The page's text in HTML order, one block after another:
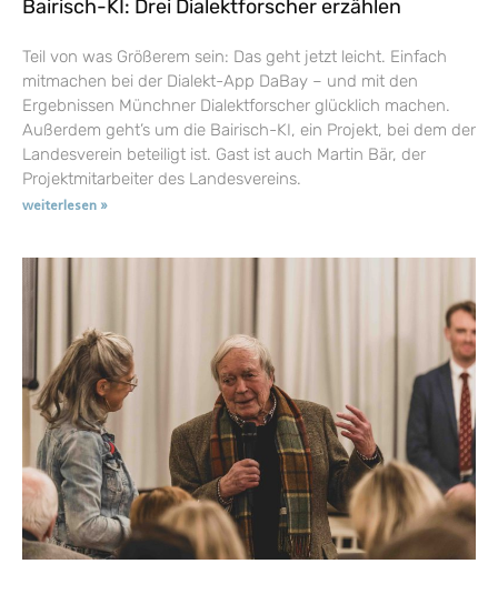
Bairisch-KI: Drei Dialektforscher erzählen
Teil von was Größerem sein: Das geht jetzt leicht. Einfach
mitmachen bei der Dialekt-App DaBay – und mit den
Ergebnissen Münchner Dialektforscher glücklich machen.
Außerdem geht’s um die Bairisch-KI, ein Projekt, bei dem der
Landesverein beteiligt ist. Gast ist auch Martin Bär, der
Projektmitarbeiter des Landesvereins.
weiterlesen »